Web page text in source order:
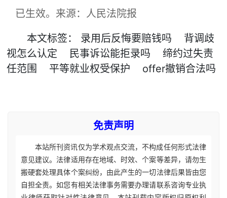
已生效。来源：人民法院报
本文标签： 录用后反悔要赔钱吗
背调歧
视怎么认定
民事诉讼能拒录吗
缔约过失责
任范围
平等就业权受保护 offer撤销合法吗
免责声明
本站所刊资讯仅为学术观点交流，不构成任何形式法律
意见建议。法律适用存在地域、时效、个案等差异，请勿生
搬硬套处理具体个案纠纷，由此产生的一切法律后果皆由您
自担全责。如您有相关法律事务需要办理请联系咨询专业执